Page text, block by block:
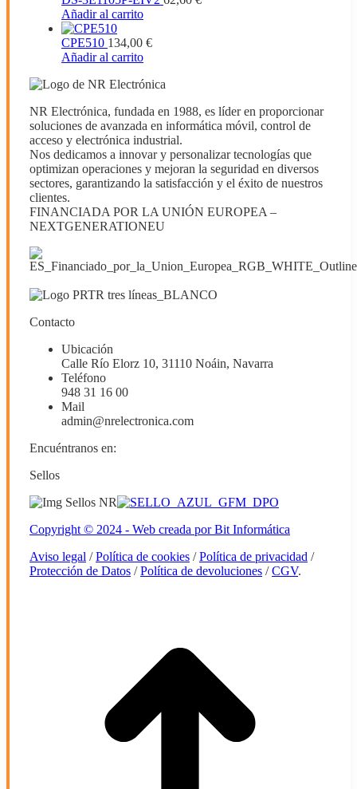
Añadir al carrito
CPE510 134,00 €
Añadir al carrito
NR Electrónica, fundada en 1988, es líder en proporcionar
soluciones de avanzada en informática móvil, control de
acceso y electrónica industrial.
Nos dedicamos a innovar y personalizar tecnologías que
optimizan operaciones y mejoran la seguridad en diversos
sectores, garantizando la satisfacción y el éxito de nuestros
clientes.
FINANCIADA POR LA UNIÓN EUROPEA –
NEXTGENERATIONEU
Contacto
Ubicación
Calle Río Elorz 10, 31110 Noáin, Navarra
Teléfono
948 31 16 00
Mail
admin@nrelectronica.com
Encuéntranos en:
Facebook
opens
new
Linkedin
opens
new
Instagram
opens
new
Sellos
Copyright © 2024 - Web creada por Bit Informática
Aviso legal /Política de cookies /Política de privacidad /
Protección de Datos /Política de devoluciones /CGV.